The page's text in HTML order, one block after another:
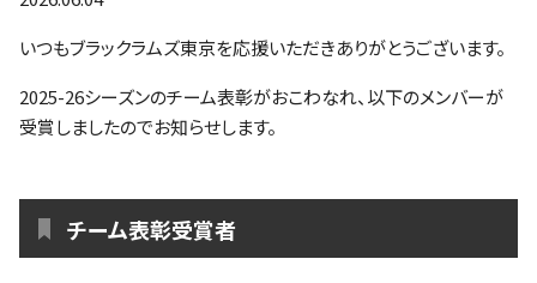
SDGs・ホームタウン
いつもブラックラムズ東京を応援いただきありがとうございます。
2025-26シーズンのチーム表彰がおこわなれ、以下のメンバーが
受賞しましたのでお知らせします。
チーム表彰受賞者